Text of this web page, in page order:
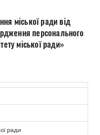
міської ради від
персонального
міської ради»
ради